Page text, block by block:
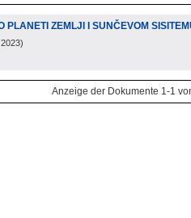
PLANETI ZEMLJI I SUNČEVOM
, 2023)
Anzeige der Dokumente 1-1